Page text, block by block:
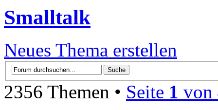
Smalltalk
Neues Thema erstellen
2356 Themen • Seite 1 von